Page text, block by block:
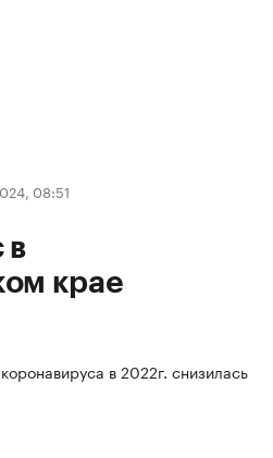
08:51
в
крае
в 2022г. снизилась